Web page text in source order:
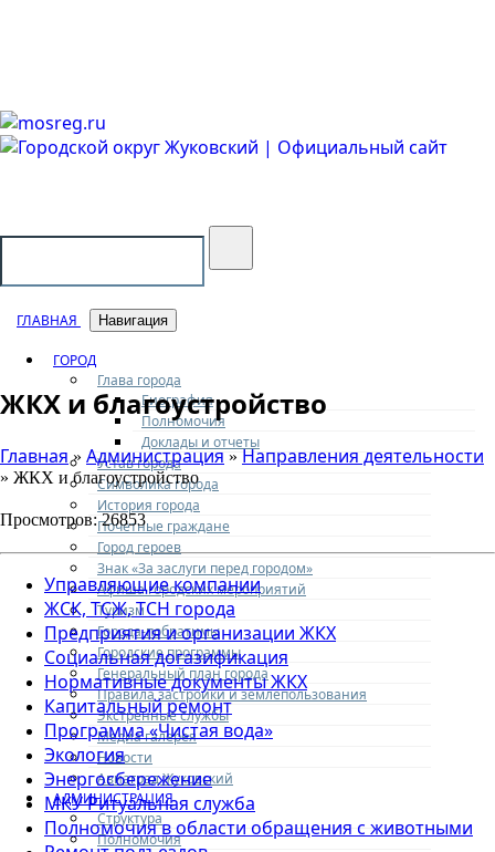
ГЛАВНАЯ Навигация
ГОРОД
Глава города
Биография
Полномочия
Доклады и отчеты
Устав города
Символика города
История города
Почетные граждане
Город героев
Знак «За заслуги перед городом»
Афиша городских мероприятий
Туризм
Города-побратимы
Городские программы
Генеральный план города
Правила застройки и землепользования
Экстренные службы
Медиа галерея
Новости
Авиаград Жуковский
АДМИНИСТРАЦИЯ
Структура
Полномочия
ЖКХ и благоустройство
Главная» Администрация » Направления деятельности
» ЖКХ и благоустройство
Просмотров: 26853
Управляющие компании
ЖСК, ТСЖ, ТСН города
Предприятия и организации ЖКХ
Социальная догазификация
Нормативные документы ЖКХ
Капитальный ремонт
Программа «Чистая вода»
Экология
Энергосбережение
МКУ Ритуальная служба
Полномочия в области обращения с животными